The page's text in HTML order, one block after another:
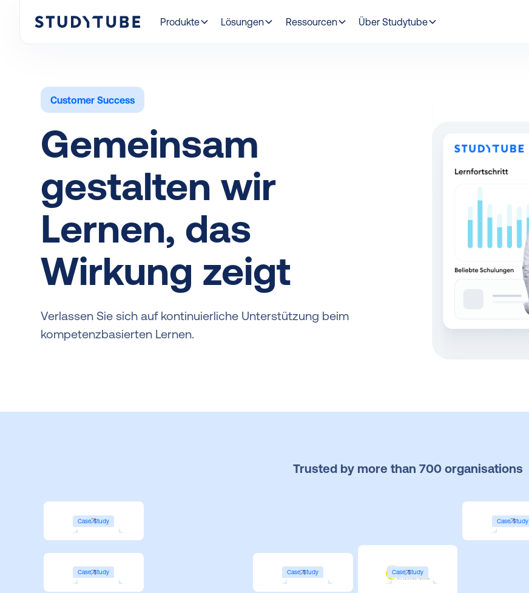
Produkte Lösungen Ressourcen Über Studytube
Customer Success
Gemeinsam
gestalten wir
Lernen, das
Wirkung zeigt
Verlassen Sie sich auf kontinuierliche Unterstützung beim
kompetenzbasierten Lernen.
Trusted by more than 700 organisations
Case Study Case Study
Case Study Case Study Case Study